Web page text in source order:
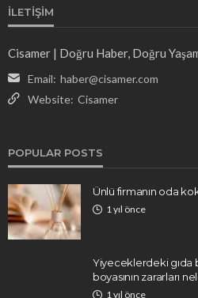
İLETIŞIM
Cisamer | Doğru Haber, Doğru
Email: haber@cisamer.com
Website: Cisamer
POPULAR POSTS
Ünlü firmanın oda
1 yıl önce
Yiyeceklerdeki gıda
boyasının zararları
1 yıl önce